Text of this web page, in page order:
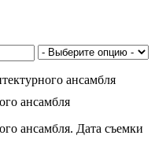
ансамбля
ансамбля. Дата съемки